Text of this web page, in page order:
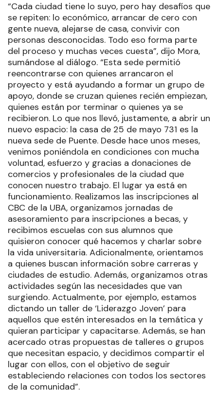
“Cada ciudad tiene lo suyo, pero hay desafíos que
se repiten: lo económico, arrancar de cero con
gente nueva, alejarse de casa, convivir con
personas desconocidas. Todo eso forma parte
del proceso y muchas veces cuesta”, dijo Mora,
sumándose al diálogo. “Esta sede permitió
reencontrarse con quienes arrancaron el
proyecto y está ayudando a formar un grupo de
apoyo, donde se cruzan quienes recién empiezan,
quienes están por terminar o quienes ya se
recibieron. Lo que nos llevó, justamente, a abrir un
nuevo espacio: la casa de 25 de mayo 731 es la
nueva sede de Puente. Desde hace unos meses,
venimos poniéndola en condiciones con mucha
voluntad, esfuerzo y gracias a donaciones de
comercios y profesionales de la ciudad que
conocen nuestro trabajo. El lugar ya está en
funcionamiento. Realizamos las inscripciones al
CBC de la UBA, organizamos jornadas de
asesoramiento para inscripciones a becas, y
recibimos escuelas con sus alumnos que
quisieron conocer qué hacemos y charlar sobre
la vida universitaria. Adicionalmente, orientamos
a quienes buscan información sobre carreras y
ciudades de estudio. Además, organizamos otras
actividades según las necesidades que van
surgiendo. Actualmente, por ejemplo, estamos
dictando un taller de ‘Liderazgo Joven’ para
aquellos que estén interesados en la temática y
quieran participar y capacitarse. Además, se han
acercado otras propuestas de talleres o grupos
que necesitan espacio, y decidimos compartir el
lugar con ellos, con el objetivo de seguir
estableciendo relaciones con todos los sectores
de la comunidad”.